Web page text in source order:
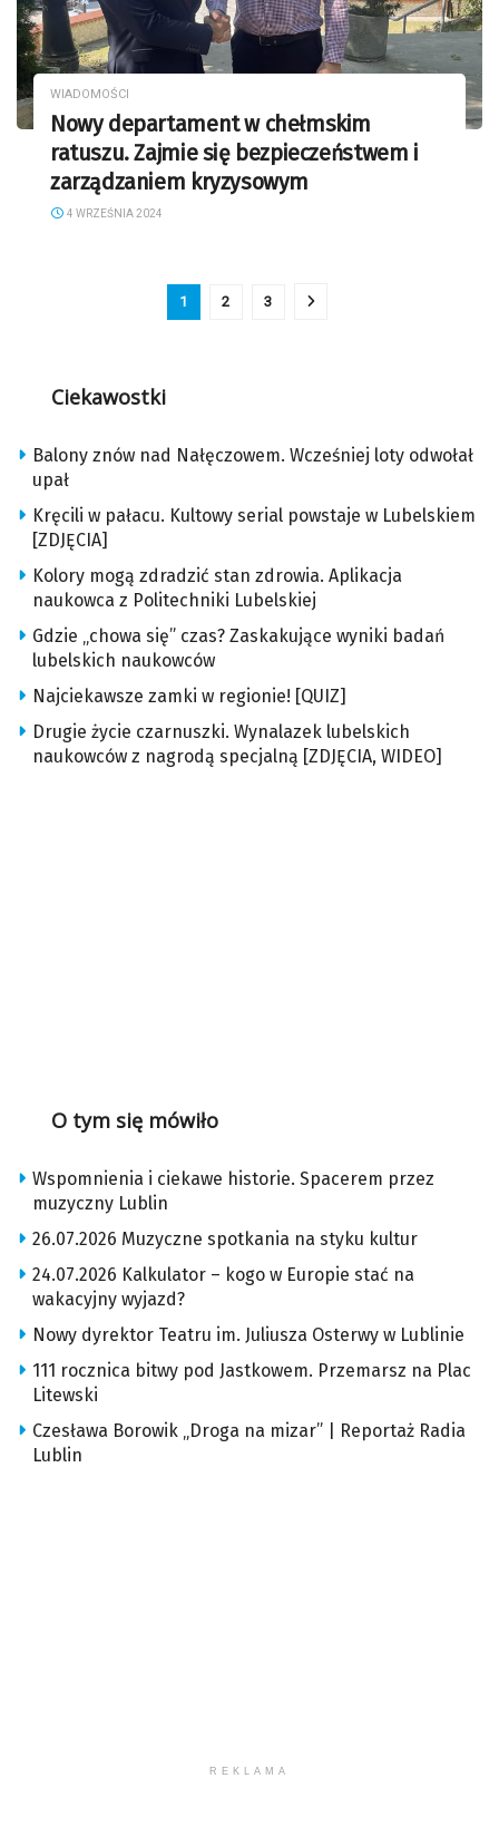
WIADOMOŚCI
Nowy departament w chełmskim
ratuszu. Zajmie się bezpieczeństwem i
zarządzaniem kryzysowym
4 WRZEŚNIA 2024
1 2 3
Ciekawostki
Balony znów nad Nałęczowem. Wcześniej loty odwołał
upał
Kręcili w pałacu. Kultowy serial powstaje w Lubelskiem
[ZDJĘCIA]
Kolory mogą zdradzić stan zdrowia. Aplikacja
naukowca z Politechniki Lubelskiej
Gdzie „chowa się” czas? Zaskakujące wyniki badań
lubelskich naukowców
Najciekawsze zamki w regionie! [QUIZ]
Drugie życie czarnuszki. Wynalazek lubelskich
naukowców z nagrodą specjalną [ZDJĘCIA, WIDEO]
O tym się mówiło
Wspomnienia i ciekawe historie. Spacerem przez
muzyczny Lublin
26.07.2026 Muzyczne spotkania na styku kultur
24.07.2026 Kalkulator – kogo w Europie stać na
wakacyjny wyjazd?
Nowy dyrektor Teatru im. Juliusza Osterwy w Lublinie
111 rocznica bitwy pod Jastkowem. Przemarsz na Plac
Litewski
Czesława Borowik „Droga na mizar” | Reportaż Radia
Lublin
REKLAMA